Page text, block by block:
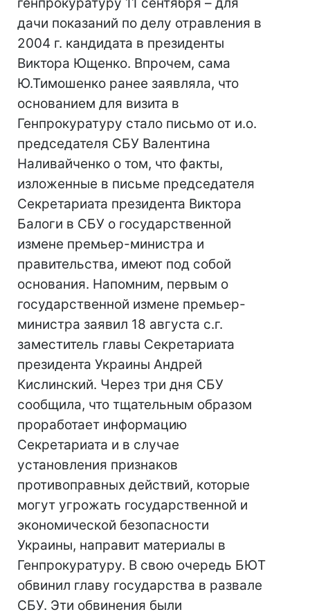
дачи показаний по делу отравления в
2004 г. кандидата в президенты
Виктора Ющенко. Впрочем, сама
Ю.Тимошенко ранее заявляла, что
основанием для визита в
Генпрокуратуру стало письмо от и.о.
председателя СБУ Валентина
Наливайченко о том, что факты,
изложенные в письме председателя
Секретариата президента Виктора
Балоги в СБУ о государственной
измене премьер-министра и
правительства, имеют под собой
основания. Напомним, первым о
государственной измене премьер-
министра заявил 18 августа с.г.
заместитель главы Секретариата
президента Украины Андрей
Кислинский. Через три дня СБУ
сообщила, что тщательным образом
проработает информацию
Секретариата и в случае
установления признаков
противоправных действий, которые
могут угрожать государственной и
экономической безопасности
Украины, направит материалы в
Генпрокуратуру. В свою очередь БЮТ
обвинил главу государства в развале
СБУ. Эти обвинения были